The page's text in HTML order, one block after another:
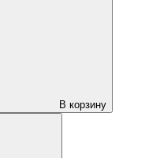
В корзину